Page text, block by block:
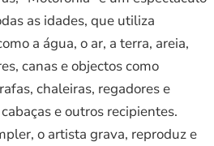
as idades, que utiliza
a água, o ar, a terra, areia,
canas e objectos como
chaleiras, regadores e
e outros recipientes.
o artista grava, reproduz e